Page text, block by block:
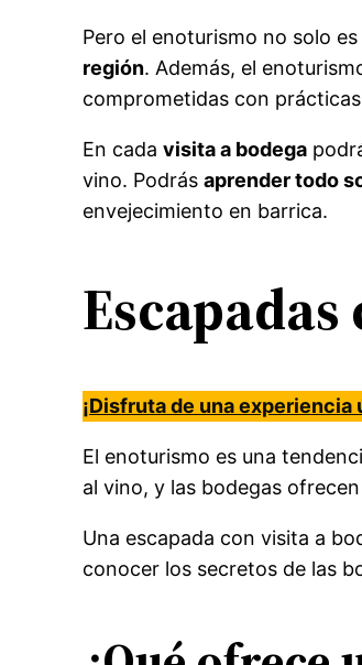
Pero el enoturismo no solo
región. Además, el
comprometidas con
En cadavisita a bodega
vino. Podrásaprender todo
envejecimiento en barrica.
¡Disfruta de una experiencia
El enoturismo es una
al vino, y las bodegas
Una escapada con visita a
conocer los secretos de las